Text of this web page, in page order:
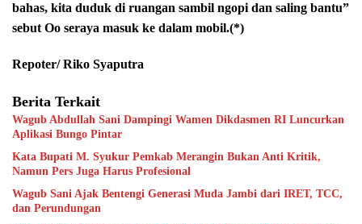
bahas, kita duduk di ruangan sambil ngopi dan saling bantu”
sebut Oo seraya masuk ke dalam mobil.(*)
Repoter/ Riko Syaputra
Berita Terkait
Wagub Abdullah Sani Dampingi Wamen Dikdasmen RI Luncurkan
Aplikasi Bungo Pintar
Kata Bupati M. Syukur Pemkab Merangin Bukan Anti Kritik,
Namun Pers Juga Harus Profesional
Wagub Sani Ajak Bentengi Generasi Muda Jambi dari IRET, TCC,
dan Perundungan